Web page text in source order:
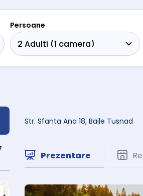
Persoane
Str. Sfanta Ana 18, Baile Tusnad
Prezentare